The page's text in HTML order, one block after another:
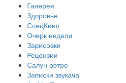
Галерея
Здоровье
СпецКино
Очерк недели
Зарисовки
Рецензии
Салун ретро
Записки звукача